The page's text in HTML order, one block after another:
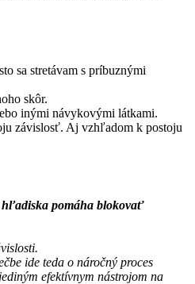
sa stretávam s príbuznými
skôr.
inými návykovými látkami.
závislosť. Aj vzhľadom k postoju
hľadiska pomáha blokovať
ide teda o náročný proces
efektívnym nástrojom na